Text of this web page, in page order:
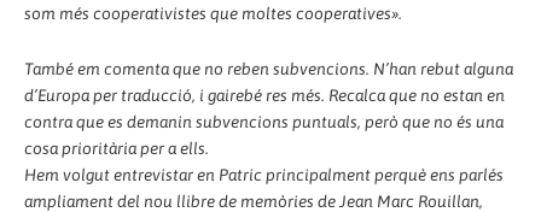
som més cooperativistes que moltes cooperatives».
També em comenta que no reben subvencions. N’han rebut alguna
d’Europa per traducció, i gairebé res més. Recalca que no estan en
contra que es demanin subvencions puntuals, però que no és una
cosa prioritària per a ells.
Hem volgut entrevistar en Patric principalment perquè ens parlés
ampliament del nou llibre de memòries de Jean Marc Rouillan,